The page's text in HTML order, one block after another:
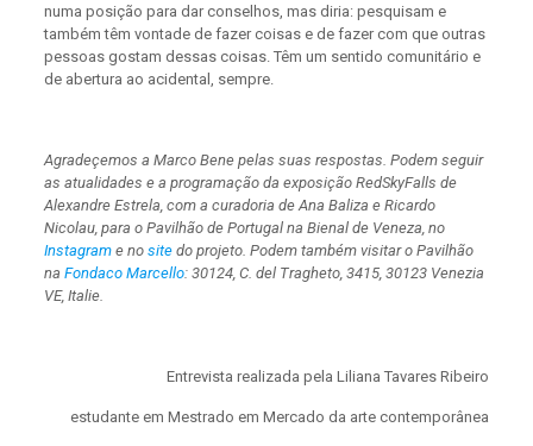
numa posição para dar conselhos, mas diria: pesquisam e
também têm vontade de fazer coisas e de fazer com que outras
pessoas gostam dessas coisas. Têm um sentido comunitário e
de abertura ao acidental, sempre.
Agradeçemos a Marco Bene pelas suas respostas. Podem seguir
as atualidades e a programação da exposição RedSkyFalls de
Alexandre Estrela, com a curadoria de Ana Baliza e Ricardo
Nicolau, para o Pavilhão de Portugal na Bienal de Veneza, no
Instagrame no sitedo projeto. Podem também visitar o Pavilhão
na Fondaco Marcello: 30124, C. del Tragheto, 3415, 30123 Venezia
VE, Italie.
Entrevista realizada pela Liliana Tavares Ribeiro
estudante em Mestrado em Mercado da arte contemporânea